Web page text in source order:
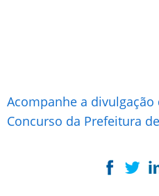
Acompanhe a
Concurso da Prefeitura